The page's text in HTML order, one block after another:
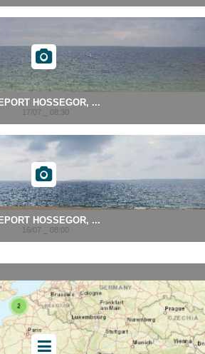
HOSSEGOR, ...
17/07 _ 08:30
HOSSEGOR, ...
16/07 _ 08:00